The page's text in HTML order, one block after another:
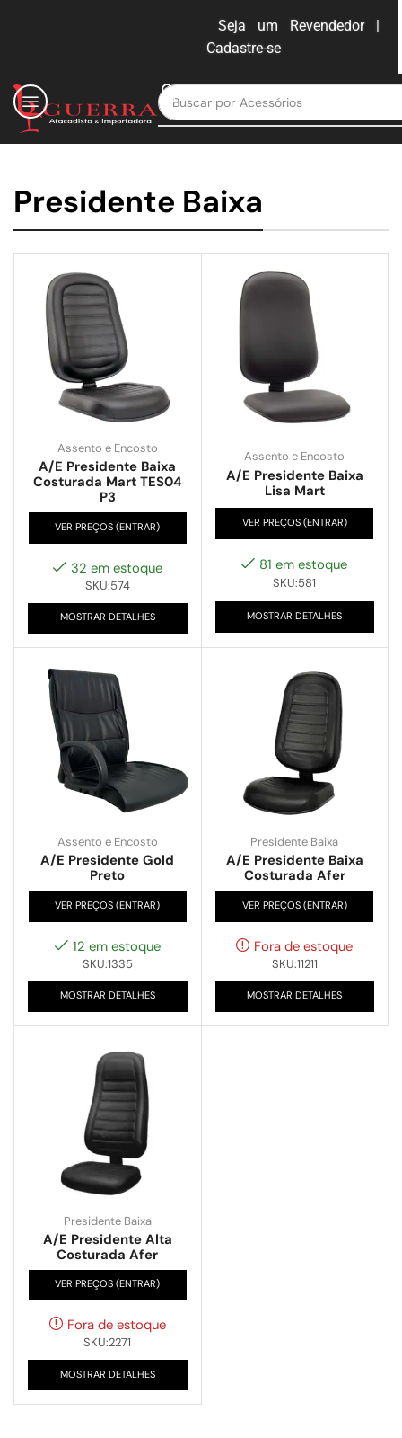
Seja um Revendedor |
Cadastre-se
Buscar por Moveis para escritório
Presidente Baixa
Assento e Encosto
A/E Presidente Baixa
Costurada Mart TES04
P3
VER PREÇOS (ENTRAR)
32 em estoque
SKU:574
MOSTRAR DETALHES
Assento e Encosto
A/E Presidente Baixa
Lisa Mart
VER PREÇOS (ENTRAR)
81 em estoque
SKU:581
MOSTRAR DETALHES
Assento e Encosto
A/E Presidente Gold
Preto
VER PREÇOS (ENTRAR)
12 em estoque
SKU:1335
MOSTRAR DETALHES
Presidente Baixa
A/E Presidente Baixa
Costurada Afer
VER PREÇOS (ENTRAR)
Fora de estoque
SKU:11211
MOSTRAR DETALHES
Presidente Baixa
A/E Presidente Alta
Costurada Afer
VER PREÇOS (ENTRAR)
Fora de estoque
SKU:2271
MOSTRAR DETALHES